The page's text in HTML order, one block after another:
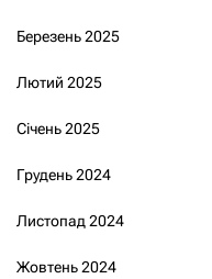
Березень 2025
Лютий 2025
Січень 2025
Грудень 2024
Листопад 2024
Жовтень 2024